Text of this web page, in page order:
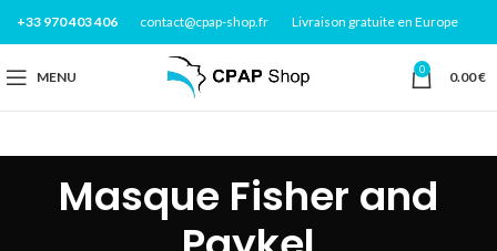
+33 970 403 406 contact@cpap-shop.fr Livraison gratuite en Europe
MENU 0 0.00€
Masque Fisher and